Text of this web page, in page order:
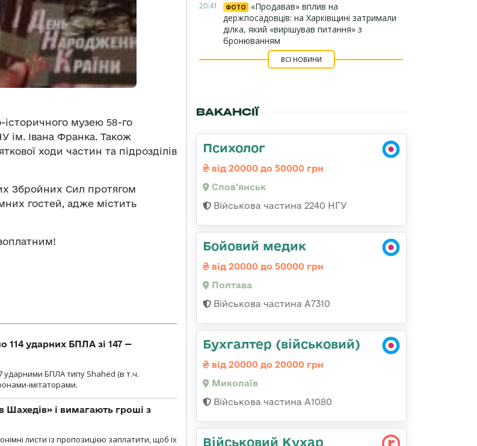
історичного музею 58-го
ім. Івана Франка. Також
ходи частин та підрозділів
Збройних Сил протягом
гостей, адже містить
114 ударних БПЛА зі 147 —
ударними БПЛА типу Shahed (в т.ч.
імітаторами.
Шахедів» і вимагають гроші з
листи із пропозицією заплатити, щоб їх
20:41 ФОТО
«Продавав» вплив на
держпосадовців: на Харківщині затримали
ділка, який «вирішував питання» з
бронюванням
ВСІ НОВИНИ
ВАКАНСІЇ
Психолог
від 20000 до 50000 грн
Слов'янськ
Військова частина 2240 НГУ
Бойовий медик
від 20000 до 50000 грн
Полтава
Військова частина A7310
Бухгалтер (військовий)
від 20000 до 20000 грн
Миколаїв
Військова частина А1080
Військовий Кухар